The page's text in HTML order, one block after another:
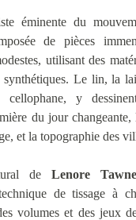
éminente du
de pièces
utilisant des
synthétiques. Le lin, la
cellophane, y
du jour changeante,
et la topographie des
de Lenore
de tissage à
volumes et des jeux